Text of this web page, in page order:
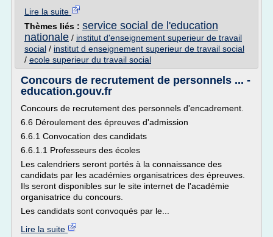
Lire la suite
Thèmes liés : service social de l'education
nationale / institut d'enseignement superieur de travail
social / institut d enseignement superieur de travail social
/ ecole superieur du travail social
Concours de recrutement de personnels ... -
education.gouv.fr
Concours de recrutement des personnels d'encadrement.
6.6 Déroulement des épreuves d'admission
6.6.1 Convocation des candidats
6.6.1.1 Professeurs des écoles
Les calendriers seront portés à la connaissance des
candidats par les académies organisatrices des épreuves.
Ils seront disponibles sur le site internet de l'académie
organisatrice du concours.
Les candidats sont convoqués par le...
Lire la suite